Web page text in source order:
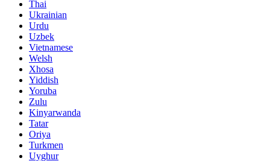
Thai
Ukrainian
Urdu
Uzbek
Vietnamese
Welsh
Xhosa
Yiddish
Yoruba
Zulu
Kinyarwanda
Tatar
Oriya
Turkmen
Uyghur